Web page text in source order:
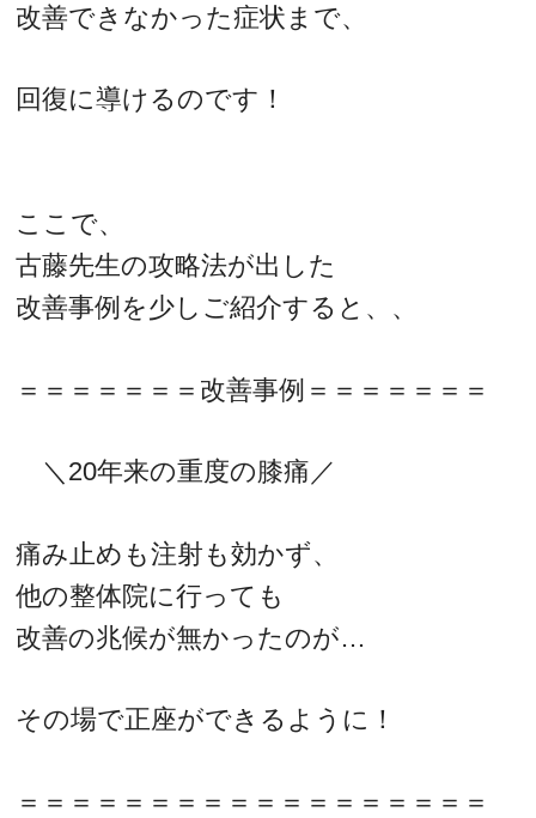
改善できなかった症状まで、
回復に導けるのです！
ここで、
古藤先生の攻略法が出した
改善事例を少しご紹介すると、、
＝＝＝＝＝＝＝改善事例＝＝＝＝＝＝＝
＼20年来の重度の膝痛／
痛み止めも注射も効かず、
他の整体院に行っても
改善の兆候が無かったのが…
その場で正座ができるように！
＝＝＝＝＝＝＝＝＝＝＝＝＝＝＝＝＝＝